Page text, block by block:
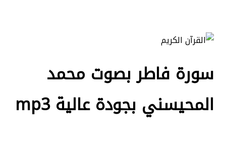
سورة فاطر بصوت محمد
المحيسني بجودة عالية mp3